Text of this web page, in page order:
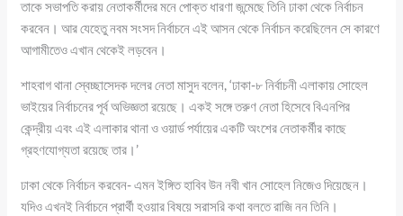
তাকে সভাপতি করায় নেতাকর্মীদের মনে পোক্ত ধারণা জন্মেছে তিনি ঢাকা থেকে নির্বাচন
করবেন। আর যেহেতু নবম সংসদ নির্বাচনে এই আসন থেকে নির্বাচন করেছিলেন সে কারণে
আগামীতেও এখান থেকেই লড়বেন।
শাহবাগ থানা স্বেচ্ছাসেদক দলের নেতা মাসুদ বলেন, ‘ঢাকা-৮ নির্বাচনী এলাকায় সোহেল
ভাইয়ের নির্বাচনের পূর্ব অভিজ্ঞতা রয়েছে। একই সঙ্গে তরুণ নেতা হিসেবে বিএনপির
কেন্দ্রীয় এবং এই এলাকার থানা ও ওয়ার্ড পর্যায়ের একটি অংশের নেতাকর্মীর কাছে
গ্রহণযোগ্যতা রয়েছে তার।’
ঢাকা থেকে নির্বাচন করবেন- এমন ইঙ্গিত হাবিব উন নবী খান সোহেল নিজেও দিয়েছেন।
যদিও এখনই নির্বাচনে প্রার্থী হওয়ার বিষয়ে সরাসরি কথা বলতে রাজি নন তিনি।